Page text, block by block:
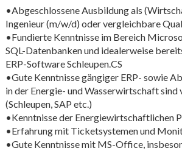
•Abgeschlossene Ausbildung als
Ingenieur (m/w/d) oder vergleichbare
•Fundierte Kenntnisse im Bereich
SQL-Datenbanken und idealerweise
ERP-Software Schleupen.CS
•Gute Kenntnisse gängiger ERP- sowie
in der Energie- und Wasserwirtschaft sind
(Schleupen, SAP etc.)
•Kenntnisse der Energiewirtschaftlichen
•Erfahrung mit Ticketsystemen und
•Gute Kenntnisse mit MS-Office,